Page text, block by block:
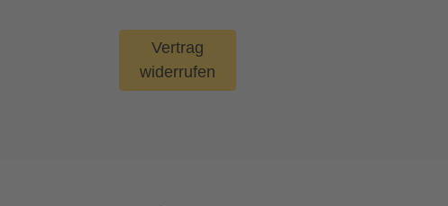
Vertrag
widerrufen